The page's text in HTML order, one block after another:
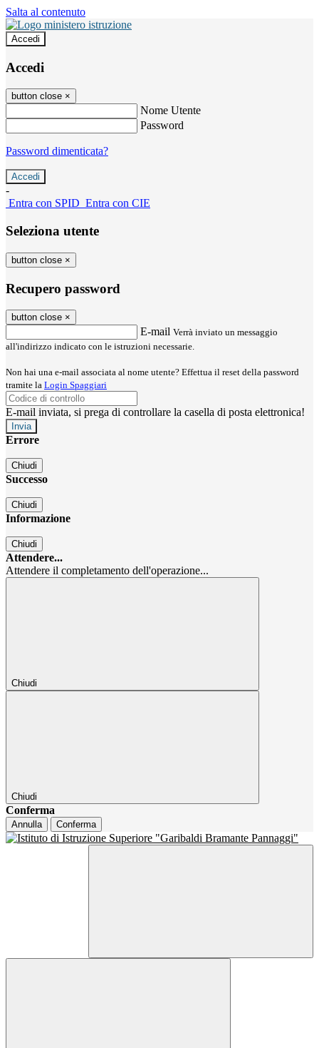
Salta al contenuto
Accedi
Accedi
button close ×
Nome Utente
Password
Password dimenticata?
-
Entra con SPID Entra con CIE
Seleziona utente
button close ×
Recupero password
button close ×
E-mail Verrà inviato un messaggio
all'indirizzo indicato con le istruzioni necessarie.
Non hai una e-mail associata al nome utente? Effettua il reset della password
tramite la Login Spaggiari
E-mail inviata, si prega di controllare la casella di posta elettronica!
Errore
Chiudi
Successo
Chiudi
Informazione
Chiudi
Attendere...
Attendere il completamento dell'operazione...
Chiudi
Chiudi
Conferma
Annulla Conferma